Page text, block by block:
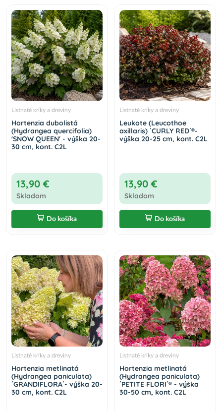
Listnaté kríky a dreviny
Hortenzia dubolistá
(Hydrangea quercifolia)
'SNOW QUEEN' - výška 20-
30 cm, kont. C2L
13,90 €
Skladom
Do košíka
Listnaté kríky a dreviny
Leukote (Leucothoe
axillaris) ´CURLY RED´®-
výška 20-25 cm, kont. C2L
13,90 €
Skladom
Do košíka
Listnaté kríky a dreviny
Hortenzia metlinatá
(Hydrangea paniculata)
´GRANDIFLORA´- výška 20-
30 cm, kont. C2L
Listnaté kríky a dreviny
Hortenzia metlinatá
(Hydrangea paniculata)
´PETITE FLORI´® - výška
30-50 cm, kont. C2L